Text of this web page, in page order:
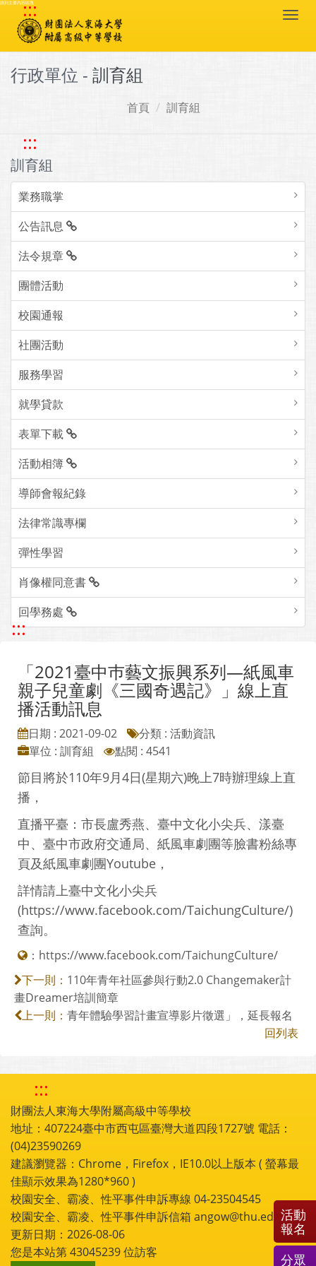
跳到主要內容區塊
:::
行政單位 - 訓育組
首頁 訓育組
:::
訓育組
業務職掌
公告訊息
法令規章
團體活動
校園通報
社團活動
服務學習
就學貸款
表單下載
活動相簿
導師會報紀錄
法律常識專欄
彈性學習
肖像權同意書
回學務處
:::
「2021臺中巿藝文振興系列—紙風車
親子兒童劇《三國奇遇記》」線上直
播活動訊息
日期 : 2021-09-02
分類 : 活動資訊
單位 : 訓育組
點閱 : 4541
節目將於110年9月4日(星期六)晚上7時辦理線上直
播，
直播平臺：市長盧秀燕、臺中文化小尖兵、漾臺
中、臺中市政府交通局、紙風車劇團等臉書粉絲專
頁及紙風車劇團Youtube，
詳情請上臺中文化小尖兵
(https://www.facebook.com/TaichungCulture/)
查詢。
： https://www.facebook.com/TaichungCulture/
下一則： 110年青年社區參與行動2.0 Changemaker計
畫Dreamer培訓簡章
上一則： 青年體驗學習計畫宣導影片徵選」，延長報名
回列表
:::
財團法人東海大學附屬高級中等學校
地址：407224臺中市西屯區臺灣大道四段1727號 電話：
(04)23590269
建議瀏覽器：Chrome，Firefox，IE10.0以上版本 ( 螢幕最
佳顯示效果為1280*960 )
校園安全、霸凌、性平事件申訴專線 04-23504545
校園安全、霸凌、性平事件申訴信箱 angow@thu.edu.tw
更新日期：2026-08-06
您是本站第43045239位訪客
活動
報名
分眾